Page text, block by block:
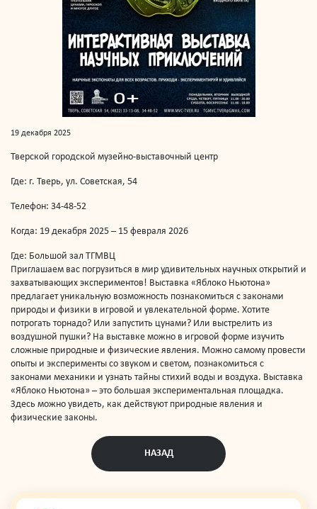
19 декабря 2025
Тверской городской музейно-выставочный центр
Где: г. Тверь, ул. Советская, 54
Телефон: 34-48-52
Когда: 19 декабря 2025 – 15 февраля 2026
Где: Большой зал ТГМВЦ
Приглашаем вас погрузиться в мир удивительных научных открытий и
захватывающих экспериментов! Выставка «Яблоко Ньютона»
предлагает уникальную возможность познакомиться с законами
природы и физики в игровой и увлекательной форме. Хотите
потрогать торнадо? Или запустить цунами? Или выстрелить из
воздушной пушки? На выставке можно в игровой форме изучить
сложные природные и физические явления. Можно самому провести
опыты и эксперименты со звуком и светом, познакомиться с
законами механики и узнать тайны стихий воды и воздуха. Выставка
«Яблоко Ньютона» – это большая экспериментальная площадка.
Здесь можно увидеть, как действуют природные явления и
физические законы.
НАЗАД